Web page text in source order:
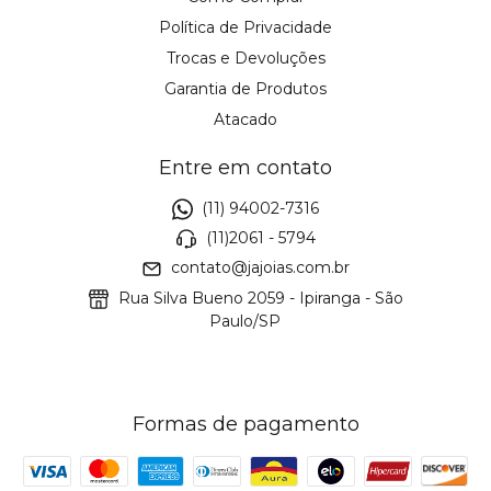
Política de Privacidade
Trocas e Devoluções
Garantia de Produtos
Atacado
Entre em contato
(11) 94002-7316
(11)2061 - 5794
contato@jajoias.com.br
Rua Silva Bueno 2059 - Ipiranga - São
Paulo/SP
Formas de pagamento